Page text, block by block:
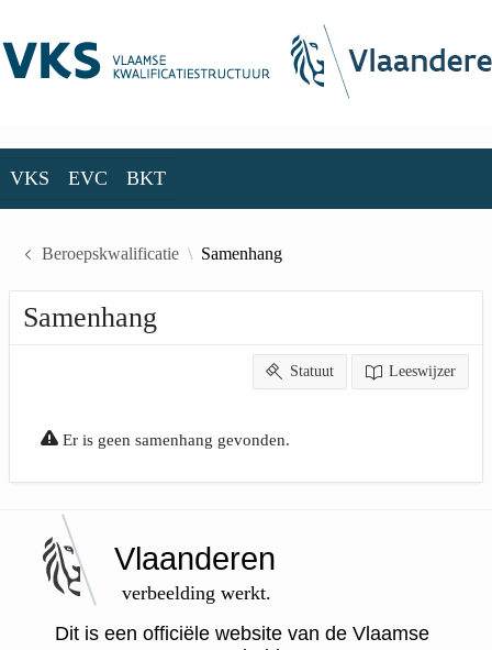
VKS EVC BKT
Beroepskwalificatie Samenhang
Samenhang
Statuut Leeswijzer
Er is geen samenhang gevonden.
Vlaanderen
verbeelding werkt.
Dit is een officiële website van de Vlaamse